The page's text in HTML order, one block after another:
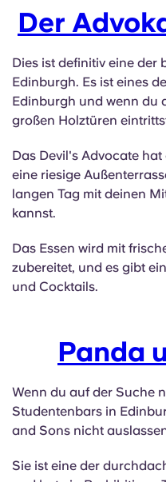
Anmelden
Der
Dies ist definitiv eine der
Edinburgh. Es ist eines
Edinburgh und wenn du
großen Holztüren
Das Devil's Advocate
eine riesige
langen Tag mit deinen
kannst.
Das Essen wird mit
zubereitet, und es gibt
und Cocktails.
Panda
Wenn du auf der Suche
Studentenbars in
and Sons nicht
Sie ist eine der